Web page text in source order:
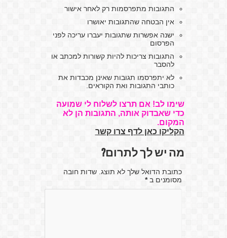
התגובות מתפרסמות רק לאחר אישור
אין הבטחה שהתגובות יאושרו
ישנה אפשרות שתגובות יעברו עריכה לפני
הפרסום
התגובות צריכות להיות קשורות למכתב או
להסבר
לא יתפרסמו תגובות שאינן מכבדות את
כותבי התגובות ואת הקוראים.
שימו לב! אם תרצו לשלוח לי שמועה
כדי שאבדוק אותה, התגובות הן לא
המקום.
הקליקו כאן לדף צרו קשר
מה יש לך לתרום?
כתובת הדואל שלך לא תוצג. שדות חובה
מסומנים ב*